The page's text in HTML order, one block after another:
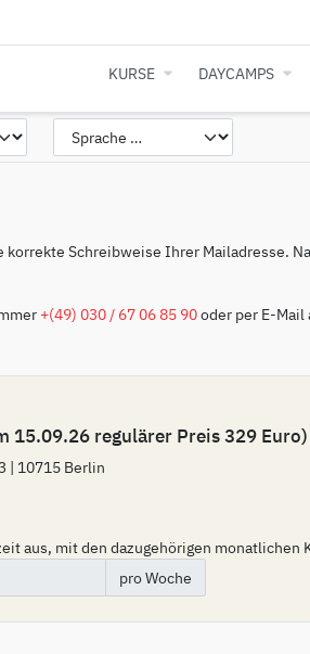
KURSE DAYCAMPS
Schreibweise Ihrer Mailadresse.
+(49) 030 / 67 06 85 90oder per E-Mail
15.09.26 regulärer Preis 329 Euro)
| 10715 Berlin
aus, mit den dazugehörigen monatlichen
pro Woche